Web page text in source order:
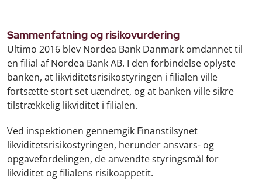
Sammenfatning og risikovurdering
Ultimo 2016 blev Nordea Bank Danmark omdannet til
en filial af Nordea Bank AB. I den forbindelse oplyste
banken, at likviditetsrisikostyringen i filialen ville
fortsætte stort set uændret, og at banken ville sikre
tilstrækkelig likviditet i filialen.
Ved inspektionen gennemgik Finanstilsynet
likviditetsrisikostyringen, herunder ansvars- og
opgavefordelingen, de anvendte styringsmål for
likviditet og filialens risikoappetit.